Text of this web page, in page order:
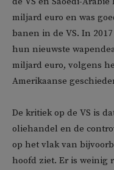
miljard euro en was
banen in de VS. In
hun nieuwste
miljard euro, volgens
Amerikaanse
De kritiek op de VS is
oliehandel en de
op het vlak van
hoofd ziet. Er is weinig